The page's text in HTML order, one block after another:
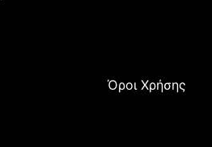
Όροι Χρήσης